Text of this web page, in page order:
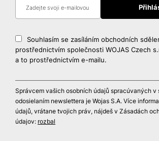
Souhlasím se zasíláním obchodních
prostřednictvím společnosti WOJAS Czech
a to prostřednictvím e-mailu.
Správcem vašich osobních údajů spracúvaných v
odosielaním newslettera je Wojas S.A. Více
údajů, vrátane tvojich práv, nájdeš v Zásadách
údajov: rozbal